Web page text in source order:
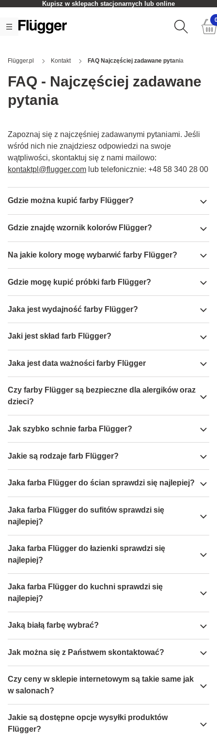
Kupisz w sklepach stacjonarnych lub online
Flügger.pl Kontakt FAQ Najczęściej zadawane pytania
FAQ - Najczęściej zadawane
pytania
Zapoznaj się z najczęśniej zadawanymi pytaniami. Jeśli
wśród nich nie znajdziesz odpowiedzi na swoje
wątpliwości, skontaktuj się z nami mailowo:
kontaktpl@flugger.com lub telefonicznie: +48 58 340 28 00
Gdzie można kupić farby Flügger?
Gdzie znajdę wzornik kolorów Flügger?
Na jakie kolory mogę wybarwić farby Flügger?
Gdzie mogę kupić próbki farb Flügger?
Jaka jest wydajność farby Flügger?
Jaki jest skład farb Flügger?
Jaka jest data ważności farby Flügger
Czy farby Flügger są bezpieczne dla alergików oraz
dzieci?
Jak szybko schnie farba Flügger?
Jakie są rodzaje farb Flügger?
Jaka farba Flügger do ścian sprawdzi się najlepiej?
Jaka farba Flügger do sufitów sprawdzi się
najlepiej?
Jaka farba Flügger do łazienki sprawdzi się
najlepiej?
Jaka farba Flügger do kuchni sprawdzi się
najlepiej?
Jaką białą farbę wybrać?
Jak można się z Państwem skontaktować?
Czy ceny w sklepie internetowym są takie same jak
w salonach?
Jakie są dostępne opcje wysyłki produktów
Flügger?